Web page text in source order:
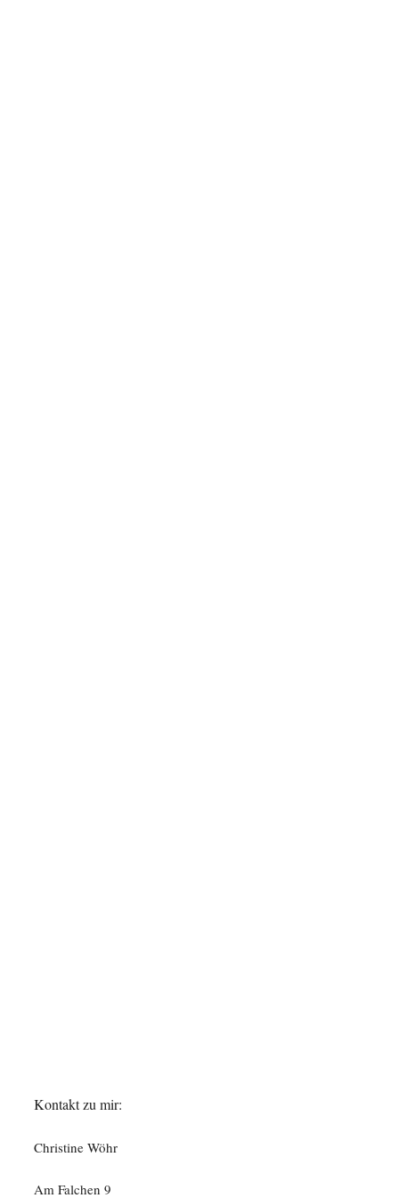
Kontakt zu mir:
Christine Wöhr
Am Falchen 9